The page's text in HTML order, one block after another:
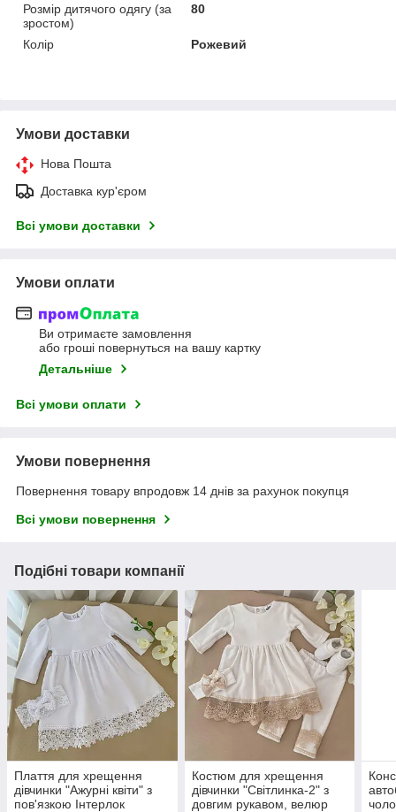
Розмір дитячого одягу (за
зростом)
80
Колір Рожевий
Умови доставки
Нова Пошта
Доставка кур'єром
Всі умови доставки
Умови оплати
Ви отримаєте замовлення
або гроші повернуться на вашу картку
Детальніше
Всі умови оплати
Умови повернення
Повернення товару впродовж 14 днів за рахунок покупця
Всі умови повернення
Подібні товари компанії
Плаття для хрещення
дівчинки "Ажурні квіти" з
пов'язкою Інтерлок
Костюм для хрещення
дівчинки "Світлинка-2" з
довгим рукавом, велюр